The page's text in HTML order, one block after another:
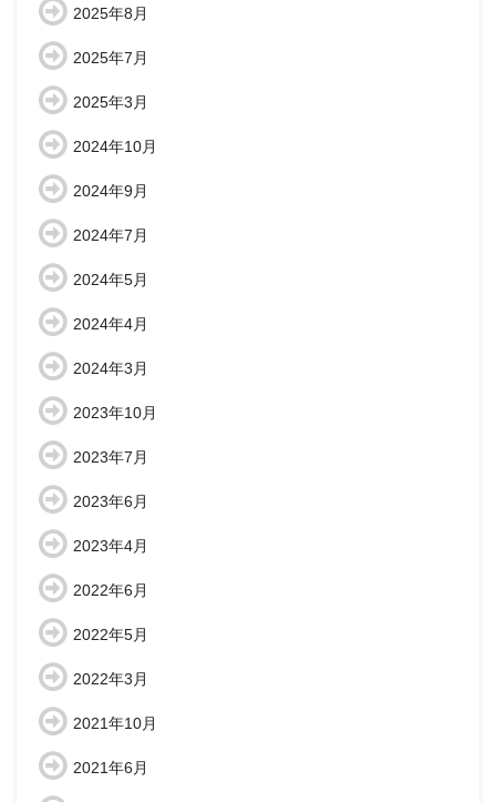
2025年8月
2025年7月
2025年3月
2024年10月
2024年9月
2024年7月
2024年5月
2024年4月
2024年3月
2023年10月
2023年7月
2023年6月
2023年4月
2022年6月
2022年5月
2022年3月
2021年10月
2021年6月